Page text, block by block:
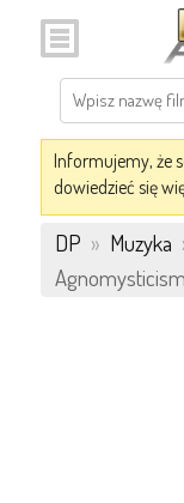
Informujemy, że
dowiedzieć się
DP » Muzyka
Agnomysticism